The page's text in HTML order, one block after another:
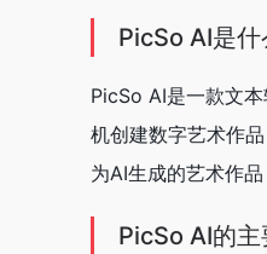
PicSo AI是什
PicSo AI是一款文
机创建数字艺术作
为AI生成的艺术作
PicSo AI的